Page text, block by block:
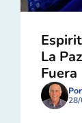
La
Fuera